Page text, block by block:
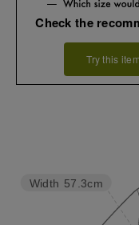
Check the
Try this
Width 57.3cm